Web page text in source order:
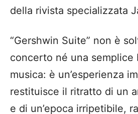
della rivista specializzata
“Gershwin Suite” non è
concerto né una semplice
musica: è un’esperienza
restituisce il ritratto di un
e di un’epoca irripetibile,